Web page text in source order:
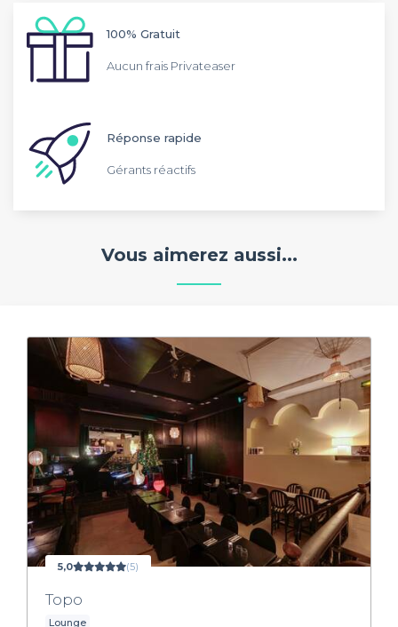
100% Gratuit
Aucun frais Privateaser
Réponse rapide
Gérants réactifs
Vous aimerez aussi...
5,0 (5)
Topo
Lounge